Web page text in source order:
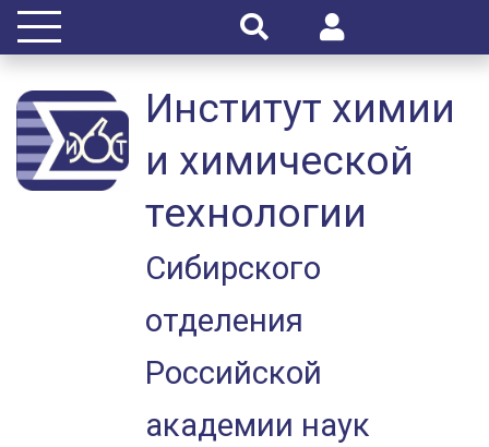
Институт химии
и химической
технологии
Сибирского
отделения
Российской
академии наук